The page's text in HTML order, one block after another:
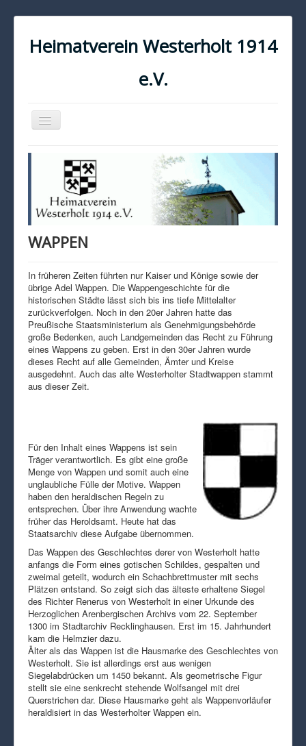
Heimatverein Westerholt 1914
e.V.
Navigation
an/aus
KONTAKT
IMPRESSUM
DATENSCHUTZ
WAPPEN
In früheren Zeiten führten nur Kaiser und Könige sowie der
übrige Adel Wappen. Die Wappengeschichte für die
historischen Städte lässt sich bis ins tiefe Mittelalter
zurückverfolgen. Noch in den 20er Jahren hatte das
Preußische Staatsministerium als Genehmigungsbehörde
große Bedenken, auch Landgemeinden das Recht zu Führung
eines Wappens zu geben. Erst in den 30er Jahren wurde
dieses Recht auf alle Gemeinden, Ämter und Kreise
ausgedehnt. Auch das alte Westerholter Stadtwappen stammt
aus dieser Zeit.
Für den Inhalt eines Wappens ist sein
Träger verantwortlich. Es gibt eine große
Menge von Wappen und somit auch eine
unglaubliche Fülle der Motive. Wappen
haben den heraldischen Regeln zu
entsprechen. Über ihre Anwendung wachte
früher das Heroldsamt. Heute hat das
Staatsarchiv diese Aufgabe übernommen.
Das Wappen des Geschlechtes derer von Westerholt hatte
anfangs die Form eines gotischen Schildes, gespalten und
zweimal geteilt, wodurch ein Schachbrettmuster mit sechs
Plätzen entstand. So zeigt sich das älteste erhaltene Siegel
des Richter Renerus von Westerholt in einer Urkunde des
Herzoglichen Arenbergischen Archivs vom 22. September
1300 im Stadtarchiv Recklinghausen. Erst im 15. Jahrhundert
kam die Helmzier dazu.
Älter als das Wappen ist die Hausmarke des Geschlechtes von
Westerholt. Sie ist allerdings erst aus wenigen
Siegelabdrücken um 1450 bekannt. Als geometrische Figur
stellt sie eine senkrecht stehende Wolfsangel mit drei
Querstrichen dar. Diese Hausmarke geht als Wappenvorläufer
heraldisiert in das Westerholter Wappen ein.